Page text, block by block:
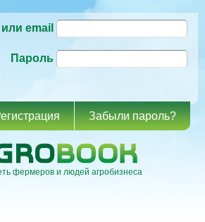
основному
email
Пароль
Забыли пароль?
фермеров и людей агробизнеса